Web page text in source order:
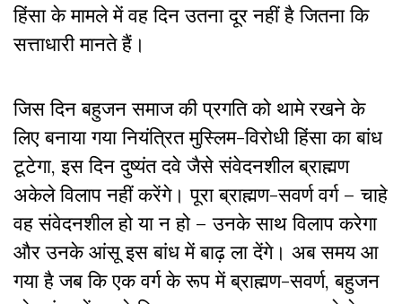
हिंसा के मामले में वह दिन उतना दूर नहीं है जितना कि
सत्ताधारी मानते हैं।
जिस दिन बहुजन समाज की प्रगति को थामे रखने के
लिए बनाया गया नियंत्रित मुस्लिम-विरोधी हिंसा का बांध
टूटेगा, इस दिन दुष्यंत दवे जैसे संवेदनशील ब्राह्मण
अकेले विलाप नहीं करेंगे। पूरा ब्राह्मण-सवर्ण वर्ग – चाहे
वह संवेदनशील हो या न हो – उनके साथ विलाप करेगा
और उनके आंसू इस बांध में बाढ़ ला देंगे। अब समय आ
गया है जब कि एक वर्ग के रूप में ब्राह्मण-सवर्ण, बहुजन